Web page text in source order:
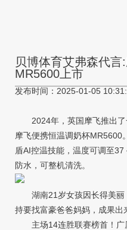
贝博体育艾弗森代
MR5600上市
发布时间：2025-01-05
2024年，英国摩飞推出了
摩飞便携恒温调奶杯MR5600
盾AI控温技能，温度可调至
防水，可整机清洗。
湖南21岁女孩因长得美丽
持要找富豪爸爸妈妈，成果出
主场14连胜联赛榜首！广